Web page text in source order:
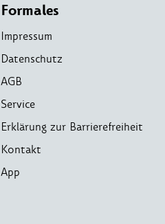
Formales
Impressum
Datenschutz
AGB
Service
Erklärung zur Barrierefreiheit
Kontakt
App